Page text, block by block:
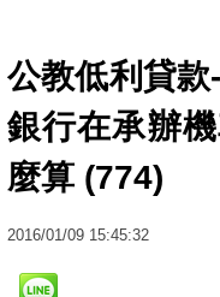
公教低利貸
銀行在承辦
麼算 (774)
2016/01/09 15:45:32